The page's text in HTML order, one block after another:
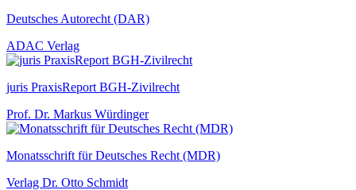
Deutsches Autorecht (DAR)
ADAC Verlag
juris PraxisReport BGH-Zivilrecht
Prof. Dr. Markus Würdinger
Monatsschrift für Deutsches Recht (MDR)
Verlag Dr. Otto Schmidt